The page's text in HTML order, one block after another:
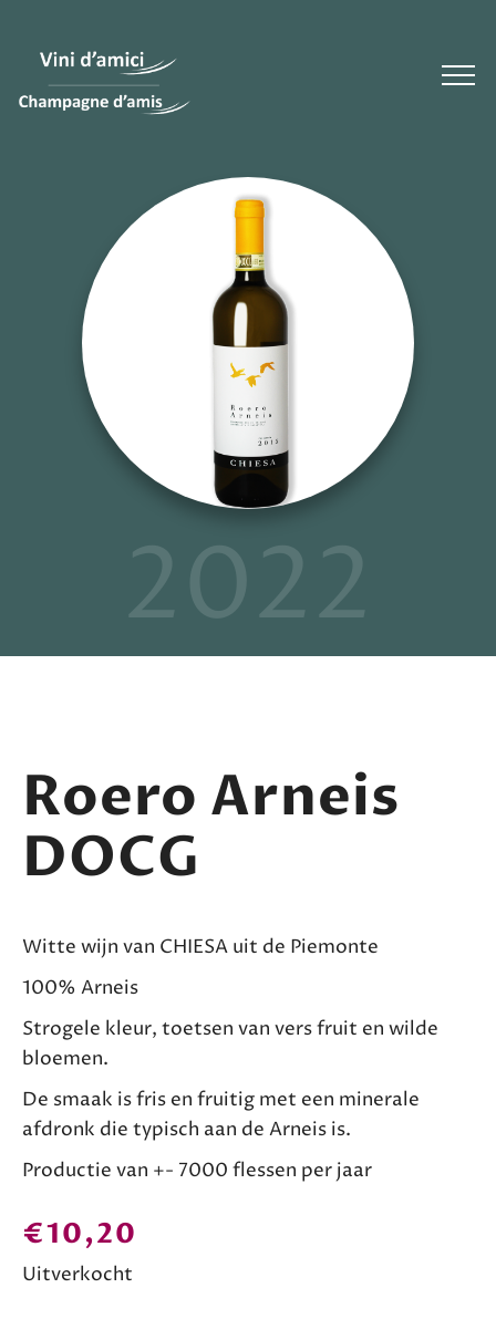
2022
Roero Arneis
DOCG
Witte wijn van CHIESA uit de Piemonte
100% Arneis
Strogele kleur, toetsen van vers fruit en wilde
bloemen.
De smaak is fris en fruitig met een minerale
afdronk die typisch aan de Arneis is.
Productie van +- 7000 flessen per jaar
€10,20
Uitverkocht